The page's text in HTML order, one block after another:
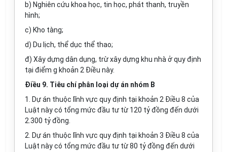
b) Nghiên cứu khoa học, tin học, phát thanh, truyền
hình;
c) Kho tàng;
d) Du lịch, thể dục thể thao;
đ) Xây dựng dân dụng, trừ xây dựng khu nhà ở quy định
tại điểm g khoản 2 Điều này.
Điều 9. Tiêu chí phân loại dự án nhóm B
1. Dự án thuộc lĩnh vực quy định tại khoản 2 Điều 8 của
Luật này có tổng mức đầu tư từ 120 tỷ đồng đến dưới
2.300 tỷ đồng.
2. Dự án thuộc lĩnh vực quy định tại khoản 3 Điều 8 của
Luật này có tổng mức đầu tư từ 80 tỷ đồng đến dưới